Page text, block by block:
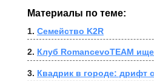
Материалы по теме:
1. Семейство K2R
2. Клуб RomancevoTEAM
3. Квадрик в городе: дрифт